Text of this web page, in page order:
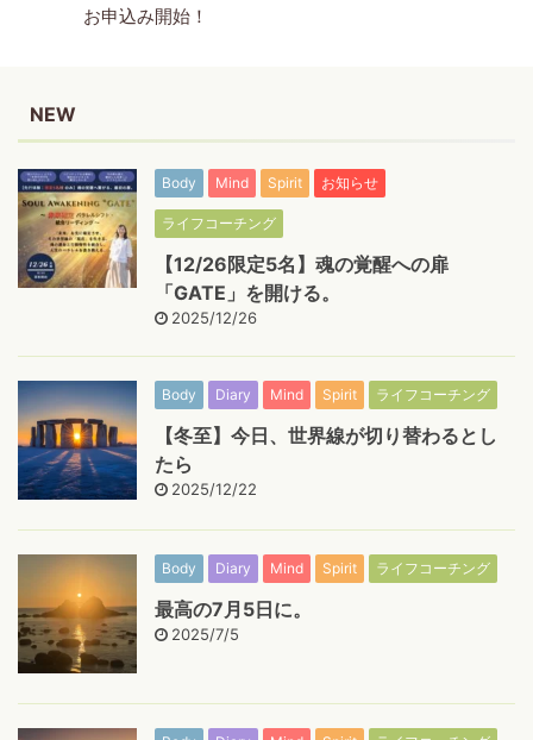
お申込み開始！
NEW
Body Mind Spirit お知らせ
ライフコーチング
【12/26限定5名】魂の覚醒への扉
「GATE」を開ける。
2025/12/26
Body Diary Mind Spirit ライフコーチング
【冬至】今日、世界線が切り替わるとし
たら
2025/12/22
Body Diary Mind Spirit ライフコーチング
最高の7月5日に。
2025/7/5